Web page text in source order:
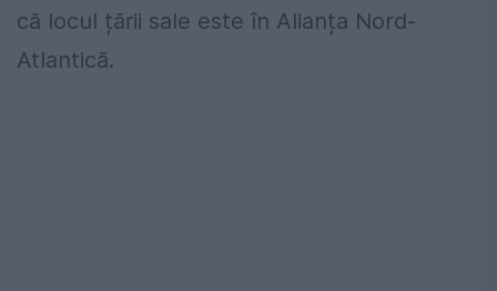
că locul țării sale este în Alianța Nord-
Atlantică.